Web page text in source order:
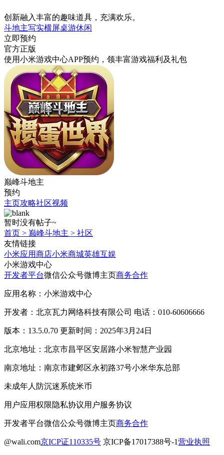
创新融入丰富的趣味道具，充满欢乐。
斗地主写实横屏桌游休闲
立即预约
官方正版
使用小米游戏中心APP预约 ，领丰富游戏福利 及礼包
巅峰斗地主
预约
主页攻略社区视频
暂时没有帖子~
首页 > 巅峰斗地主 > 社区
友情链接
小米应用商店小米商城英雄互娱
小米游戏中心
开发者平台微信公众号微博主页商务合作
应用名称：小米游戏中心
开发者：北京瓦力网络科技有限公司 电话：010-60606666
版本：13.5.0.70 更新时间：2025年3月24日
北京地址：北京市昌平区安居路小米智慧产业园
南京地址：南京市建邺区永初路37号小米华东总部
未成年人防沉迷系统米币
用户应用权限隐私协议用户服务协议
开发者平台微信公众号微博主页商务合作
@wali.com京ICP证110335号 京ICP备17017388号-1营业执照